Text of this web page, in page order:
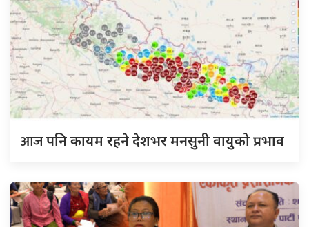
आजपनि कायम रहने देशभर मनसुनी वायुको प्रभाव